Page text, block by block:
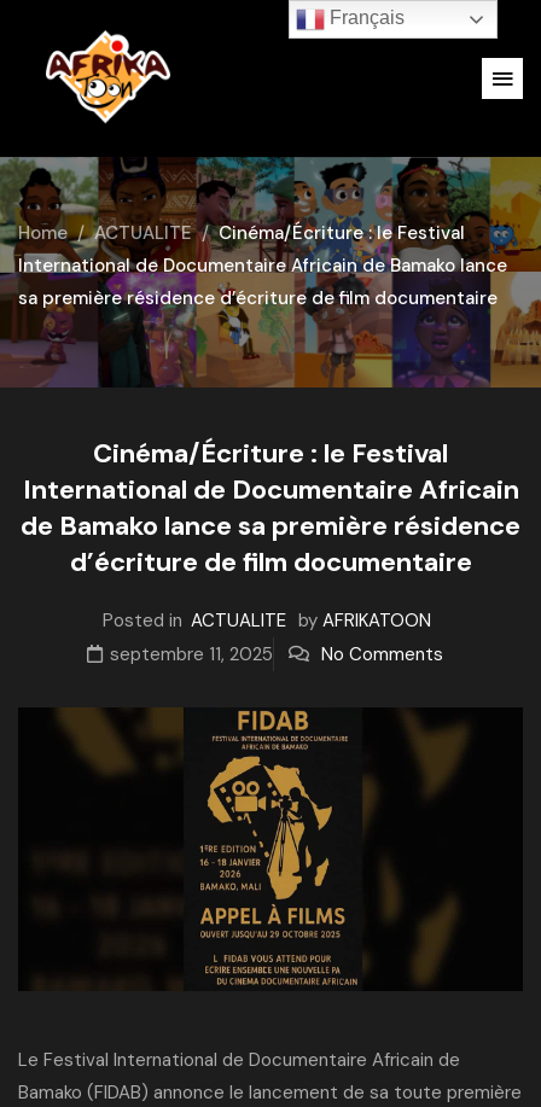
Home ACTUALITE
Cinéma/Écriture : le Festival
International de Documentaire Africain de Bamako lance
sa première résidence d’écriture de film documentaire
Cinéma/Écriture : le Festival
International de Documentaire Africain
de Bamako lance sa première résidence
d’écriture de film documentaire
Posted in ACTUALITE by AFRIKATOON
septembre 11, 2025
No Comments
Le Festival International de Documentaire Africain de
Bamako (FIDAB) annonce le lancement de sa toute première
Français